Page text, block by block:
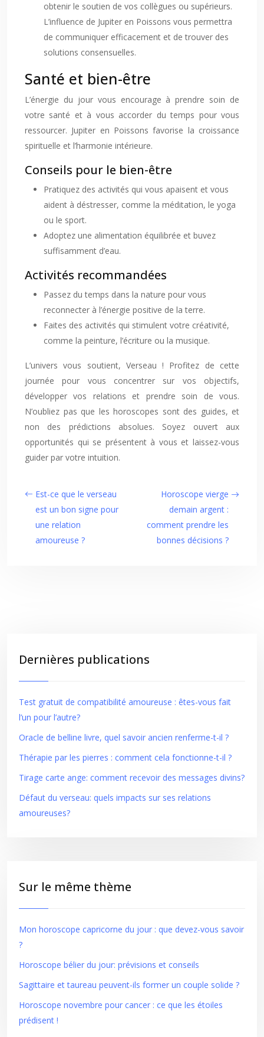
obtenir le soutien de vos collègues ou supérieurs.
L’influence de Jupiter en Poissons vous permettra
de communiquer efficacement et de trouver des
solutions consensuelles.
Santé et bien-être
L’énergie du jour vous encourage à prendre soin de
votre santé et à vous accorder du temps pour vous
ressourcer. Jupiter en Poissons favorise la croissance
spirituelle et l’harmonie intérieure.
Conseils pour le bien-être
Pratiquez des activités qui vous apaisent et vous
aident à déstresser, comme la méditation, le yoga
ou le sport.
Adoptez une alimentation équilibrée et buvez
suffisamment d’eau.
Activités recommandées
Passez du temps dans la nature pour vous
reconnecter à l’énergie positive de la terre.
Faites des activités qui stimulent votre créativité,
comme la peinture, l’écriture ou la musique.
L’univers vous soutient, Verseau ! Profitez de cette
journée pour vous concentrer sur vos objectifs,
développer vos relations et prendre soin de vous.
N’oubliez pas que les horoscopes sont des guides, et
non des prédictions absolues. Soyez ouvert aux
opportunités qui se présentent à vous et laissez-vous
guider par votre intuition.
Est-ce que le verseau
est un bon signe pour
une relation
amoureuse ?
Horoscope vierge
demain argent :
comment prendre les
bonnes décisions ?
Dernières publications
Test gratuit de compatibilité amoureuse : êtes-vous fait
l’un pour l’autre?
Oracle de belline livre, quel savoir ancien renferme-t-il ?
Thérapie par les pierres : comment cela fonctionne-t-il ?
Tirage carte ange: comment recevoir des messages divins?
Défaut du verseau: quels impacts sur ses relations
amoureuses?
Sur le même thème
Mon horoscope capricorne du jour : que devez-vous savoir
?
Horoscope bélier du jour: prévisions et conseils
Sagittaire et taureau peuvent-ils former un couple solide ?
Horoscope novembre pour cancer : ce que les étoiles
prédisent !